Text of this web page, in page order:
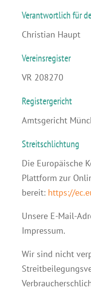
Verantwortlich für
Christian Haupt
Vereinsregister
VR 208270
Registergericht
Amtsgericht
Streitschlichtung
Die Europäische
Plattform zur
bereit: https://
Unsere E-Mail-
Impressum.
Wir sind nicht